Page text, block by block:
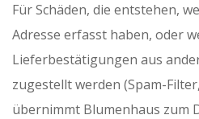
Für Schäden, die entstehen,
Adresse erfasst haben, oder
Lieferbestätigungen aus
zugestellt werden (Spam-
übernimmt Blumenhaus zum